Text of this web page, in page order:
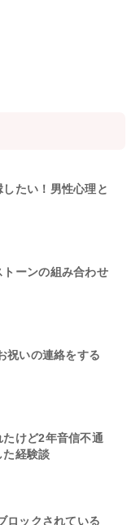
たい！男性心理と
ーンの組み合わせ
祝いの連絡をする
たけど2年音信不通
た経験談
ロックされている